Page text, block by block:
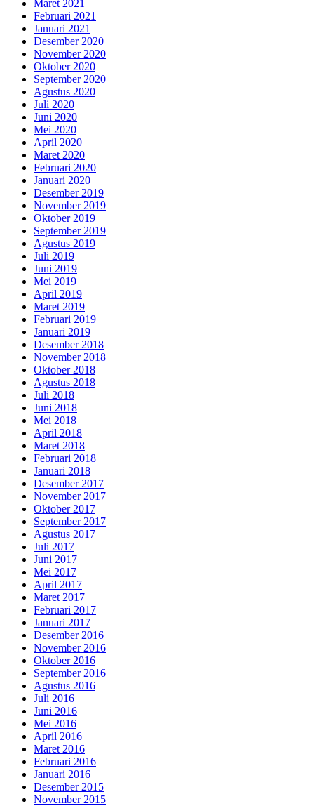
Maret 2021
Februari 2021
Januari 2021
Desember 2020
November 2020
Oktober 2020
September 2020
Agustus 2020
Juli 2020
Juni 2020
Mei 2020
April 2020
Maret 2020
Februari 2020
Januari 2020
Desember 2019
November 2019
Oktober 2019
September 2019
Agustus 2019
Juli 2019
Juni 2019
Mei 2019
April 2019
Maret 2019
Februari 2019
Januari 2019
Desember 2018
November 2018
Oktober 2018
Agustus 2018
Juli 2018
Juni 2018
Mei 2018
April 2018
Maret 2018
Februari 2018
Januari 2018
Desember 2017
November 2017
Oktober 2017
September 2017
Agustus 2017
Juli 2017
Juni 2017
Mei 2017
April 2017
Maret 2017
Februari 2017
Januari 2017
Desember 2016
November 2016
Oktober 2016
September 2016
Agustus 2016
Juli 2016
Juni 2016
Mei 2016
April 2016
Maret 2016
Februari 2016
Januari 2016
Desember 2015
November 2015